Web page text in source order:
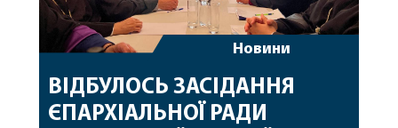
Новини
ВІДБУЛОСЬ ЗАСІДАННЯ
ЄПАРХІАЛЬНОЇ РАДИ